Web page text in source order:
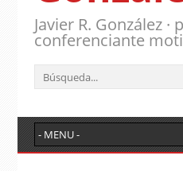
Javier R. González
conferenciante